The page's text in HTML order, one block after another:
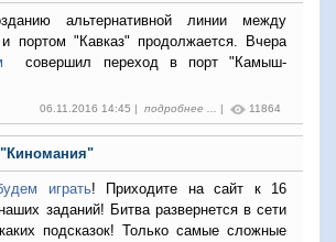
альтернативной линии между
портом "Кавказ" продолжается. Вчера
совершил переход в порт "Камыш-
06.11.2016 14:45 | подробнее ... | 11864
играть! Приходите на сайт к 16
заданий! Битва развернется в сети
подсказок! Только самые сложные